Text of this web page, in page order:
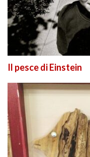
Il pesce di Einstein